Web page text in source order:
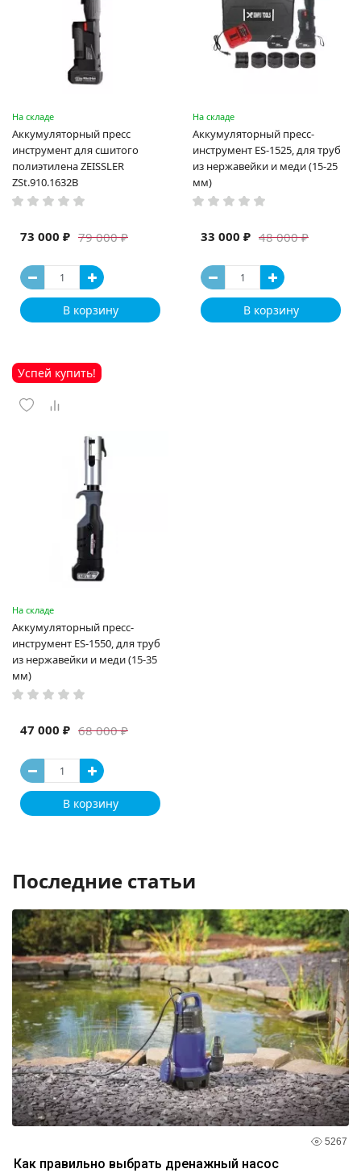
На складе
Аккумуляторный пресс
инструмент для сшитого
полиэтилена ZEISSLER
ZSt.910.1632B
79 000 ₽
73 000 ₽
В корзину
На складе
Аккумуляторный пресс-
инструмент ES-1525, для труб
из нержавейки и меди (15-25
мм)
48 000 ₽
33 000 ₽
В корзину
Успей купить!
На складе
Аккумуляторный пресс-
инструмент ES-1550, для труб
из нержавейки и меди (15-35
мм)
68 000 ₽
47 000 ₽
В корзину
Последние статьи
5267
Как правильно выбрать дренажный насос